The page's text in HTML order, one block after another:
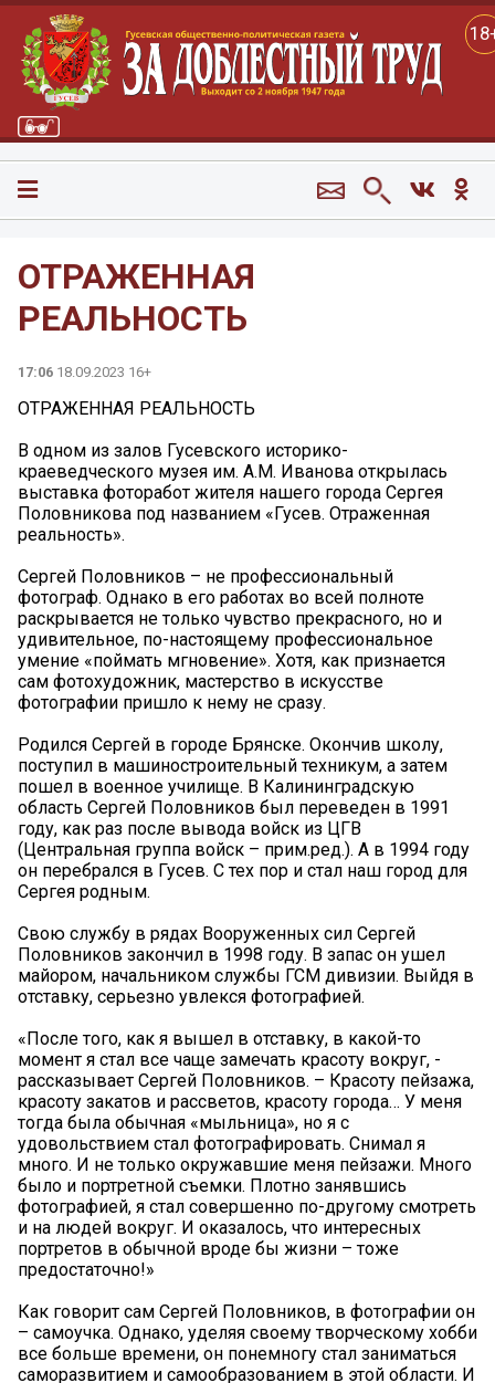
ОТРАЖЕННАЯ
РЕАЛЬНОСТЬ
17:06 18.09.2023 16+
ОТРАЖЕННАЯ РЕАЛЬНОСТЬ
В одном из залов Гусевского историко-
краеведческого музея им. А.М. Иванова открылась
выставка фоторабот жителя нашего города Сергея
Половникова под названием «Гусев. Отраженная
реальность».
Сергей Половников – не профессиональный
фотограф. Однако в его работах во всей полноте
раскрывается не только чувство прекрасного, но и
удивительное, по-настоящему профессиональное
умение «поймать мгновение». Хотя, как признается
сам фотохудожник, мастерство в искусстве
фотографии пришло к нему не сразу.
Родился Сергей в городе Брянске. Окончив школу,
поступил в машиностроительный техникум, а затем
пошел в военное училище. В Калининградскую
область Сергей Половников был переведен в 1991
году, как раз после вывода войск из ЦГВ
(Центральная группа войск – прим.ред.). А в 1994 году
он перебрался в Гусев. С тех пор и стал наш город для
Сергея родным.
Свою службу в рядах Вооруженных сил Сергей
Половников закончил в 1998 году. В запас он ушел
майором, начальником службы ГСМ дивизии. Выйдя в
отставку, серьезно увлекся фотографией.
«После того, как я вышел в отставку, в какой-то
момент я стал все чаще замечать красоту вокруг, -
рассказывает Сергей Половников. – Красоту пейзажа,
красоту закатов и рассветов, красоту города… У меня
тогда была обычная «мыльница», но я с
удовольствием стал фотографировать. Снимал я
много. И не только окружавшие меня пейзажи. Много
было и портретной съемки. Плотно занявшись
фотографией, я стал совершенно по-другому смотреть
и на людей вокруг. И оказалось, что интересных
портретов в обычной вроде бы жизни – тоже
предостаточно!»
Как говорит сам Сергей Половников, в фотографии он
– самоучка. Однако, уделяя своему творческому хобби
все больше времени, он понемногу стал заниматься
саморазвитием и самообразованием в этой области. И